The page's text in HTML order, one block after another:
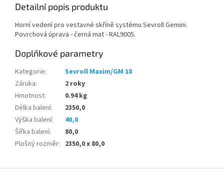
Detailní popis produktu
Horní vedení pro vestavné skříně systému Sevroll Gemini.
Povrchová úprava - černá mat - RAL9005.
Doplňkové parametry
Kategorie:
Sevroll Maxim/GM 18
Záruka:
2 roky
Hmotnost:
0.94 kg
Délka balení:
2350,0
Výška balení:
40,0
Šířka balení:
80,0
Plošný rozměr: 2350,0 x 80,0